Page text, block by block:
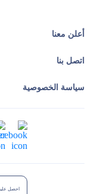
أعلن معنا
اتصل بنا
سياسة الخصوصية
احصل